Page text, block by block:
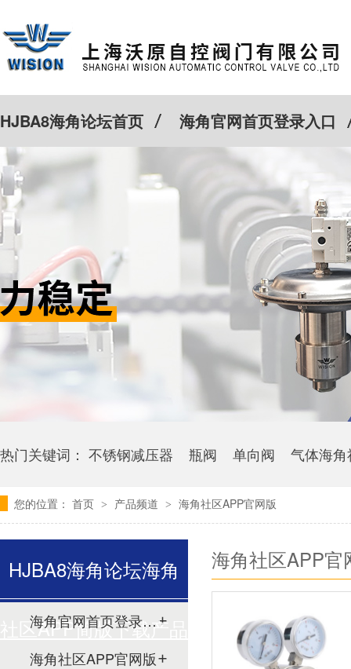
HJBA8海角论坛首页 海角官网首页登录入口
特殊定制 客户案例 Cv计算器
热门关键词： 不锈钢减压器 瓶阀 单向阀 气体海
您的位置： 首页 > 产品频道 > 海角社区APP官网版
海角社区APP官
HJBA8海角论坛海角
社区APP简版下载产品
海角官网首页登录入口
海角社区APP官网版